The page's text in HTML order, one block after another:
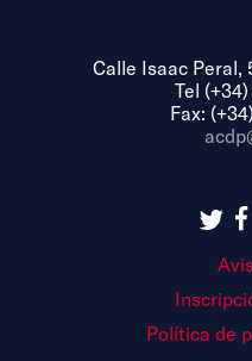
Calle Isaac Peral,
Tel
Fax:
Política de